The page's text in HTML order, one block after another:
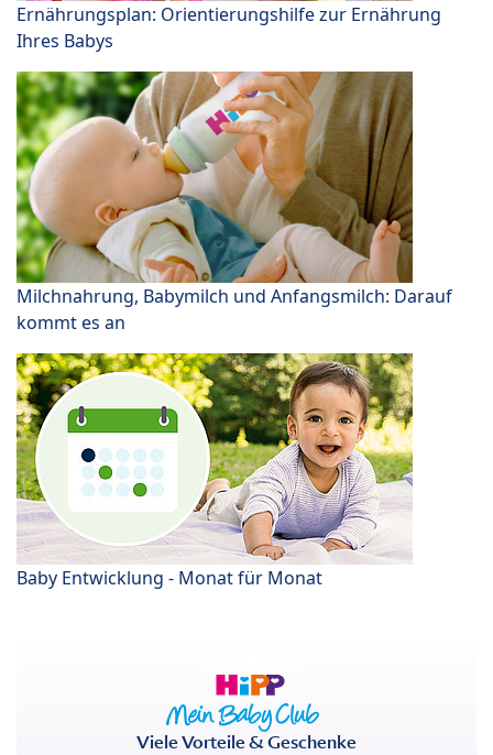
Ernährungsplan: Orientierungshilfe zur Ernährung
Ihres Babys
Milchnahrung, Babymilch und Anfangsmilch: Darauf
kommt es an
Baby Entwicklung - Monat für Monat
Viele Vorteile & Geschenke